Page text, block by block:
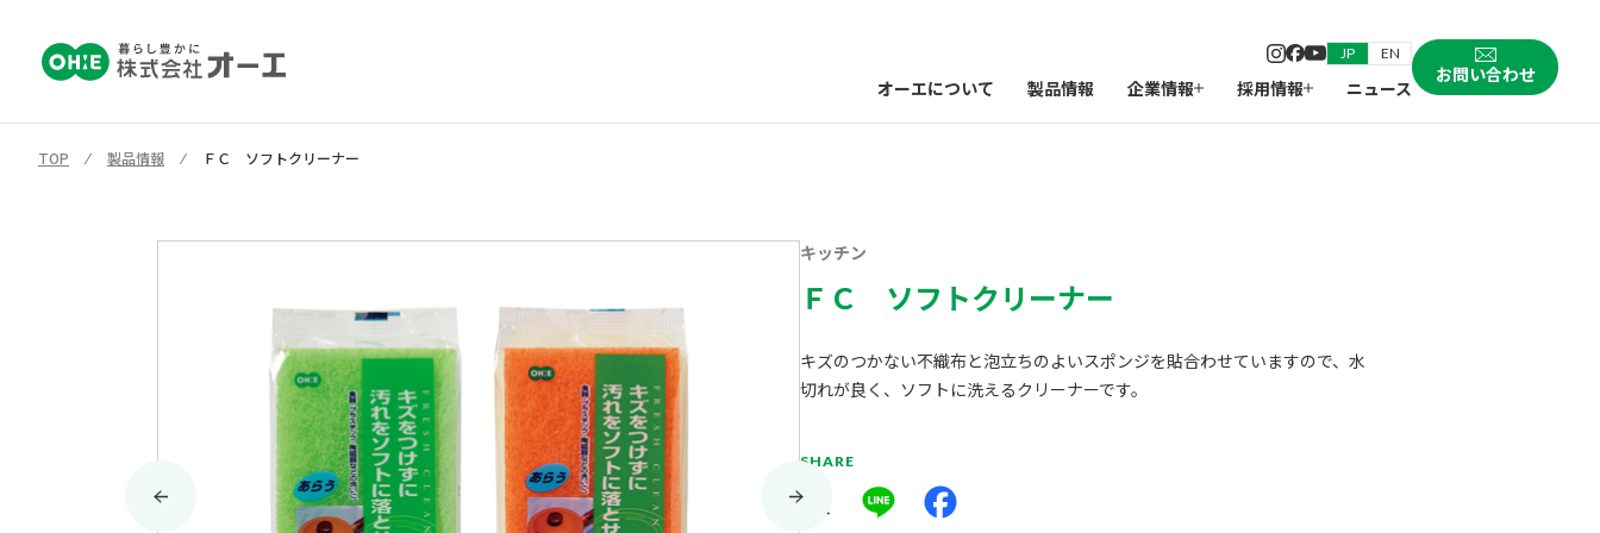
JP EN
オーエについて 製品情報 企業情報 採用情報 ニュース
お問い合わせ
TOP ⁄ 製品情報 ⁄ ＦＣ ソフトクリーナー
キッチン
ＦＣ ソフトクリーナー
キズのつかない不織布と泡立ちのよいスポンジを貼合わせていますので、水
切れが良く、ソフトに洗えるクリーナーです。
SHARE
Line